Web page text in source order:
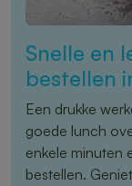
Snelle en
bestellen
Een drukke
goede lunch
enkele minuten
bestellen.